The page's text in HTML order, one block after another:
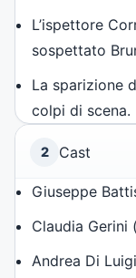
L’ispettore
sospettato
La sparizione
colpi di scena.
2 Cast
Giuseppe
Claudia Gerini (
Andrea Di